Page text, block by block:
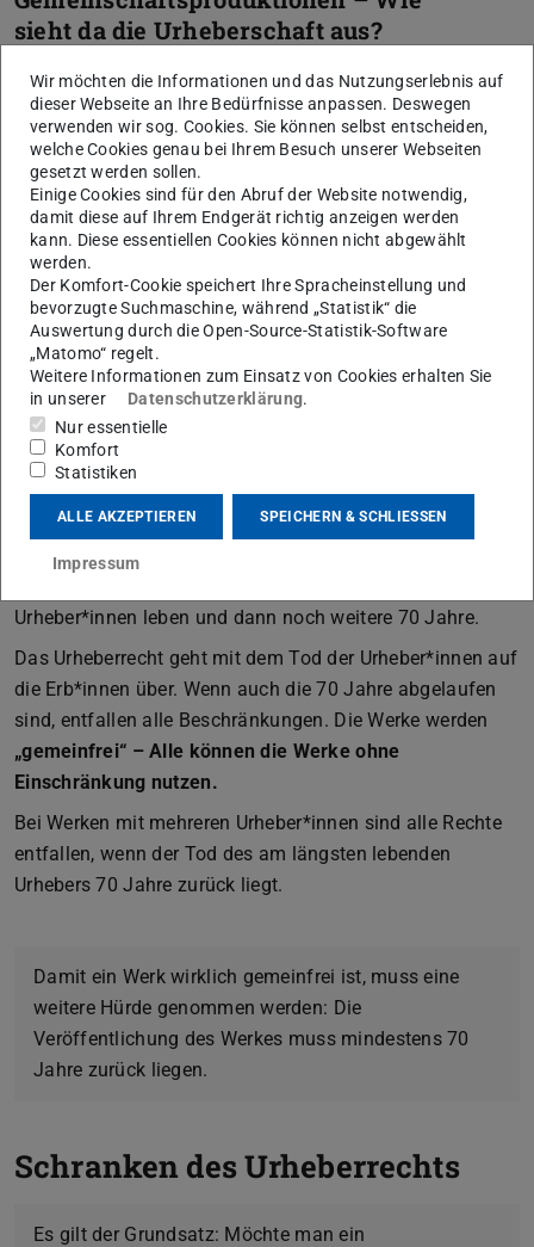
sieht da die Urheberschaft aus?
Dauer des Urheberrechts
Urheber*innen leben und dann noch weitere 70 Jahre.
Das Urheberrecht geht mit dem Tod der Urheber*innen auf
die Erb*innen über. Wenn auch die 70 Jahre abgelaufen
sind, entfallen alle Beschränkungen. Die Werke werden
„gemeinfrei“ – Alle können die Werke ohne
Einschränkung nutzen.
Bei Werken mit mehreren Urheber*innen sind alle Rechte
entfallen, wenn der Tod des am längsten lebenden
Urhebers 70 Jahre zurück liegt.
Damit ein Werk wirklich gemeinfrei ist, muss eine
weitere Hürde genommen werden: Die
Veröffentlichung des Werkes muss mindestens 70
Jahre zurück liegen.
Schranken des Urheberrechts
Es gilt der Grundsatz: Möchte man ein
Wir möchten die Informationen und das Nutzungserlebnis auf
dieser Webseite an Ihre Bedürfnisse anpassen. Deswegen
verwenden wir sog. Cookies. Sie können selbst entscheiden,
welche Cookies genau bei Ihrem Besuch unserer Webseiten
gesetzt werden sollen.
Einige Cookies sind für den Abruf der Website notwendig,
damit diese auf Ihrem Endgerät richtig anzeigen werden
kann. Diese essentiellen Cookies können nicht abgewählt
werden.
Der Komfort-Cookie speichert Ihre Spracheinstellung und
bevorzugte Suchmaschine, während „Statistik“ die
Auswertung durch die Open-Source-Statistik-Software
„Matomo“ regelt.
Weitere Informationen zum Einsatz von Cookies erhalten Sie
in unserer
Datenschutzerklärung.
Nur essentielle
Komfort
Statistiken
ALLE AKZEPTIEREN SPEICHERN & SCHLIESSEN
Impressum